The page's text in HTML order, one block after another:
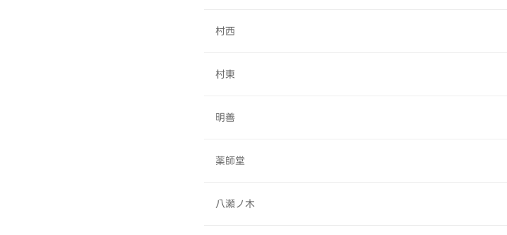
村西
村東
明善
薬師堂
八瀬ノ木